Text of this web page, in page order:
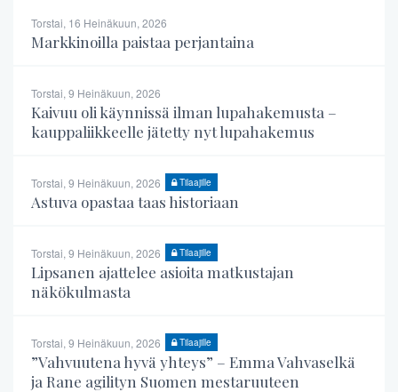
Torstai, 16 Heinäkuun, 2026
Markkinoilla paistaa perjantaina
Torstai, 9 Heinäkuun, 2026
Kaivuu oli käynnissä ilman lupahakemusta –
kauppaliikkeelle jätetty nyt lupahakemus
Torstai, 9 Heinäkuun, 2026 Tilaajille
Astuva opastaa taas historiaan
Torstai, 9 Heinäkuun, 2026 Tilaajille
Lipsanen ajattelee asioita matkustajan
näkökulmasta
Torstai, 9 Heinäkuun, 2026 Tilaajille
”Vahvuutena hyvä yhteys” – Emma Vahvaselkä
ja Rane agilityn Suomen mestaruuteen